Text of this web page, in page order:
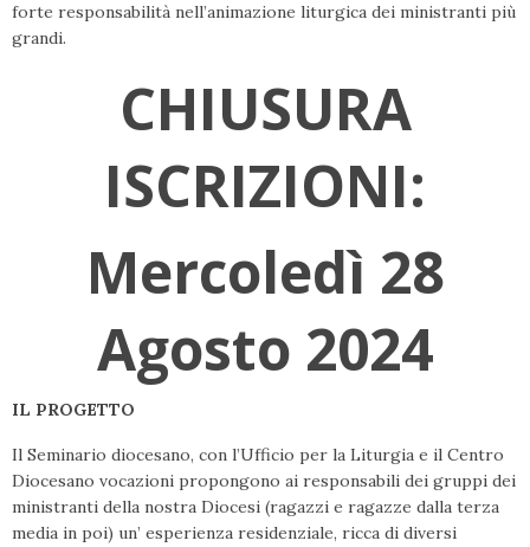
forte responsabilità nell’animazione liturgica dei ministranti più
grandi.
CHIUSURA
ISCRIZIONI:
Mercoledì 28
Agosto 2024
IL PROGETTO
Il Seminario diocesano, con l’Ufficio per la Liturgia e il Centro
Diocesano vocazioni propongono ai responsabili dei gruppi dei
ministranti della nostra Diocesi (ragazzi e ragazze dalla terza
media in poi) un’ esperienza residenziale, ricca di diversi